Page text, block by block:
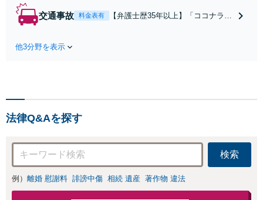
事案にも対応可。培っ
交通事故 料金表有
【弁護士歴35年以上】「ココナラを
委員の経験あり
他3分野を表示
法律Q&Aを探す
検索
例） 離婚 慰謝料 誹謗中傷 相続 遺産 著作物 違法